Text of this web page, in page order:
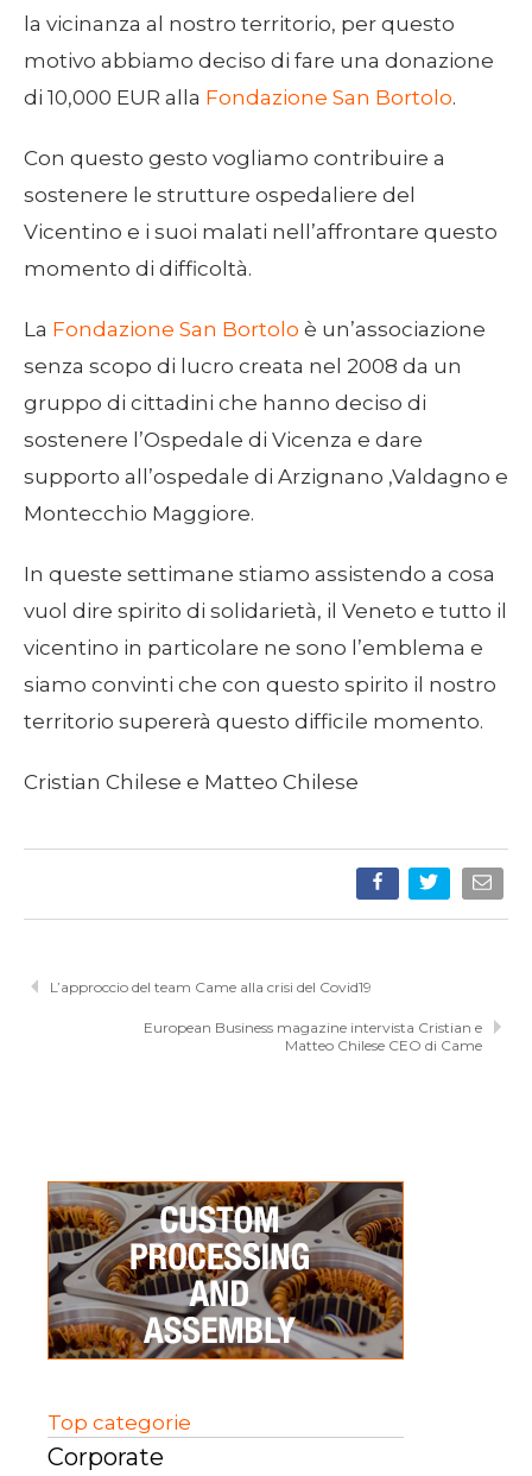
la vicinanza al nostro territorio, per questo
motivo abbiamo deciso di fare una donazione
di 10,000 EUR alla Fondazione San Bortolo.
Con questo gesto vogliamo contribuire a
sostenere le strutture ospedaliere del
Vicentino e i suoi malati nell’affrontare questo
momento di difficoltà.
La Fondazione San Bortolo è un’associazione
senza scopo di lucro creata nel 2008 da un
gruppo di cittadini che hanno deciso di
sostenere l’Ospedale di Vicenza e dare
supporto all’ospedale di Arzignano ,Valdagno e
Montecchio Maggiore.
In queste settimane stiamo assistendo a cosa
vuol dire spirito di solidarietà, il Veneto e tutto il
vicentino in particolare ne sono l’emblema e
siamo convinti che con questo spirito il nostro
territorio supererà questo difficile momento.
Cristian Chilese e Matteo Chilese
L’approccio del team Came alla crisi del Covid19
European Business magazine intervista Cristian e
Matteo Chilese CEO di Came
Top categorie
Corporate